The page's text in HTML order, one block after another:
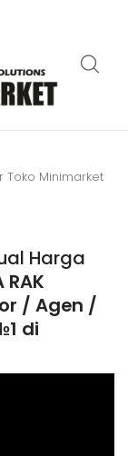
Toko Minimarket
Harga
RAK
/ Agen /
di